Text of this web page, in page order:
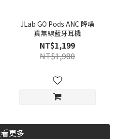
JLab GO Pods ANC 降噪
真無線藍牙耳機
NT$1,199
NT$1,980
更多